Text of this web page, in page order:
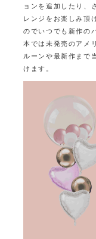
ョンを追加したり、
レンジをお楽しみ頂
のでいつでも新作の
本では未発売のアメ
ルーンや最新作まで
けます。